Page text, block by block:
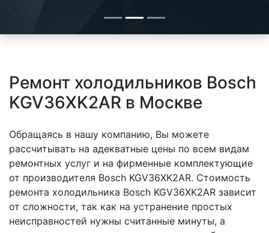
Ремонт холодильников Bosch
KGV36XK2AR в Москве
Обращаясь в нашу компанию, Вы можете
рассчитывать на адекватные цены по всем видам
ремонтных услуг и на фирменные комплектующие
от производителя Bosch KGV36XK2AR. Стоимость
ремонта холодильника Bosch KGV36XK2AR зависит
от сложности, так как на устранение простых
неисправностей нужны считанные минуты, а